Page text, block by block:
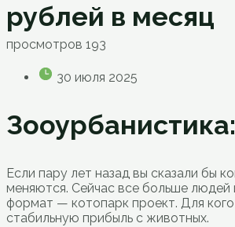
рублей в месяц
просмотров 193
30 июля 2025
Если пару лет назад вы сказали бы
меняются. Сейчас все больше людей
формат — котопарк проект. Для
стабильную прибыль с животных.